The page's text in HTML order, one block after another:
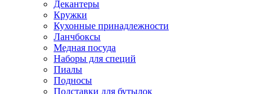
Декантеры
Кружки
Кухонные принадлежности
Ланчбоксы
Медная посуда
Наборы для специй
Пиалы
Подносы
Подставки для бутылок